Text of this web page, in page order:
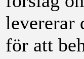
levererar
för att